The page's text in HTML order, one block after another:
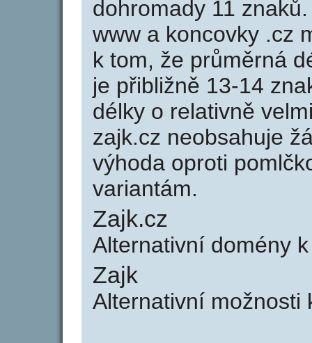
dohromady 11
www a koncovky .cz
k tom, že průměrná
je přibližně 13-14
délky o relativně
zajk.cz neobsahuje
výhoda oproti
variantám.
Zajk.cz
Alternativní domény
Zajk
Alternativní možnosti